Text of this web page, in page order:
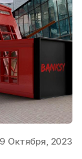
9 Октября, 2023